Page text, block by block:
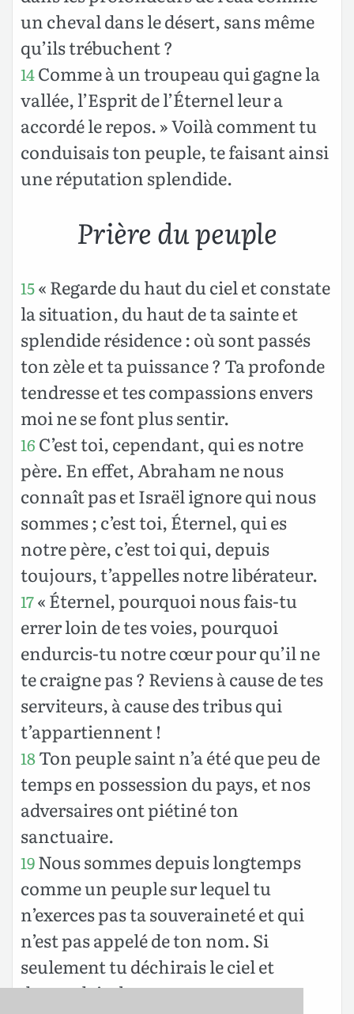
un cheval dans le désert, sans même
qu’ils trébuchent ?
14Comme à un troupeau qui gagne la
vallée, l’Esprit de l’Éternel leur a
accordé le repos. » Voilà comment tu
conduisais ton peuple, te faisant ainsi
une réputation splendide.
Prière du peuple
15« Regarde du haut du ciel et constate
la situation, du haut de ta sainte et
splendide résidence : où sont passés
ton zèle et ta puissance ? Ta profonde
tendresse et tes compassions envers
moi ne se font plus sentir.
16 C’est toi, cependant, qui es notre
père. En effet, Abraham ne nous
connaît pas et Israël ignore qui nous
sommes ; c’est toi, Éternel, qui es
notre père, c’est toi qui, depuis
toujours, t’appelles notre libérateur.
17« Éternel, pourquoi nous fais-tu
errer loin de tes voies, pourquoi
endurcis-tu notre cœur pour qu’il ne
te craigne pas ? Reviens à cause de tes
serviteurs, à cause des tribus qui
t’appartiennent !
18Ton peuple saint n’a été que peu de
temps en possession du pays, et nos
adversaires ont piétiné ton
sanctuaire.
19Nous sommes depuis longtemps
comme un peuple sur lequel tu
n’exerces pas ta souveraineté et qui
n’est pas appelé de ton nom. Si
seulement tu déchirais le ciel et
descendais, les montagnes